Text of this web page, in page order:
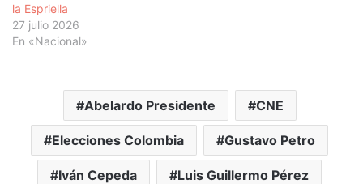
la Espriella
27 julio 2026
En «Nacional»
Abelardo Presidente CNE
Elecciones Colombia Gustavo Petro
Iván Cepeda Luis Guillermo Pérez